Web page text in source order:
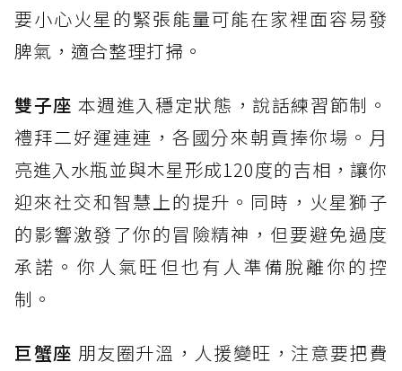
要小心火星的緊張能量可能在家裡面容易發
脾氣，適合整理打掃。
雙子座 本週進入穩定狀態，說話練習節制。
禮拜二好運連連，各國分來朝貢捧你場。月
亮進入水瓶並與木星形成120度的吉相，讓你
迎來社交和智慧上的提升。同時，火星獅子
的影響激發了你的冒險精神，但要避免過度
承諾。你人氣旺但也有人準備脫離你的控
制。
巨蟹座 朋友圈升溫，人援變旺，注意要把費